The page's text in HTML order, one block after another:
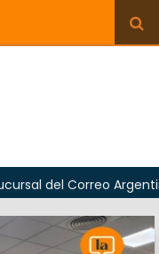
Argentino en Sierra